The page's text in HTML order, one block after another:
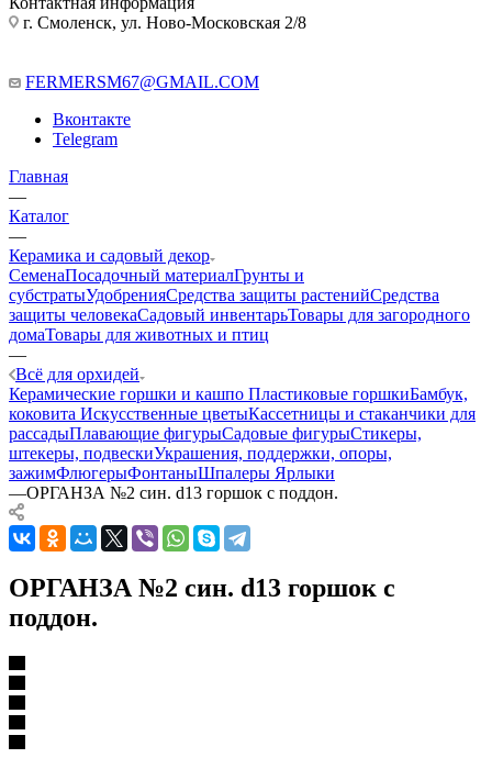
г. Смоленск, ул. Ново-Московская 2/8
FERMERSM67@GMAIL.COM
Вконтакте
Telegram
Главная
—
Каталог
—
Керамика и садовый декор
СеменаПосадочный материалГрунты и
субстратыУдобренияСредства защиты растенийСредства
защиты человекаСадовый инвентарьТовары для загородного
домаТовары для животных и птиц
—
Всё для орхидей
Керамические горшки и кашпо Пластиковые горшкиБамбук,
коковита Искусственные цветыКассетницы и стаканчики для
рассадыПлавающие фигурыСадовые фигурыСтикеры,
штекеры, подвескиУкрашения, поддержки, опоры,
зажимФлюгерыФонтаныШпалеры Ярлыки
—ОРГАНЗА №2 син. d13 горшок с поддон.
ОРГАНЗА №2 син. d13 горшок с
поддон.